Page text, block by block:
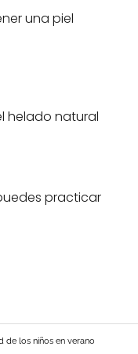
una piel
helado natural
practicar
de los niños en verano